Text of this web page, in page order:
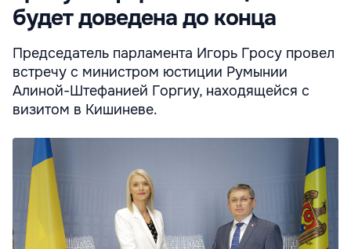
будет доведена до конца
Председатель парламента Игорь Гросу провел
встречу с министром юстиции Румынии
Алиной-Штефанией Горгиу, находящейся с
визитом в Кишиневе.